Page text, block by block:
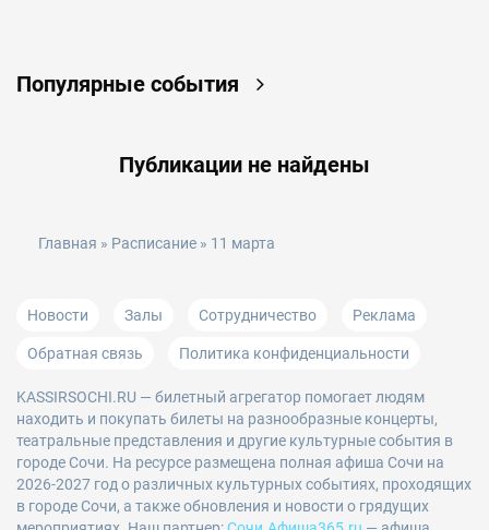
Популярные события
Публикации не найдены
Главная » Расписание » 11 марта
Новости Залы Сотрудничество Реклама
Обратная связь Политика конфиденциальности
KASSIRSOCHI.RU — билетный агрегатор помогает людям
находить и покупать билеты на разнообразные концерты,
театральные представления и другие культурные события в
городе Сочи. На ресурсе размещена полная афиша Сочи на
2026-2027 год о различных культурных событиях, проходящих
в городе Сочи, а также обновления и новости о грядущих